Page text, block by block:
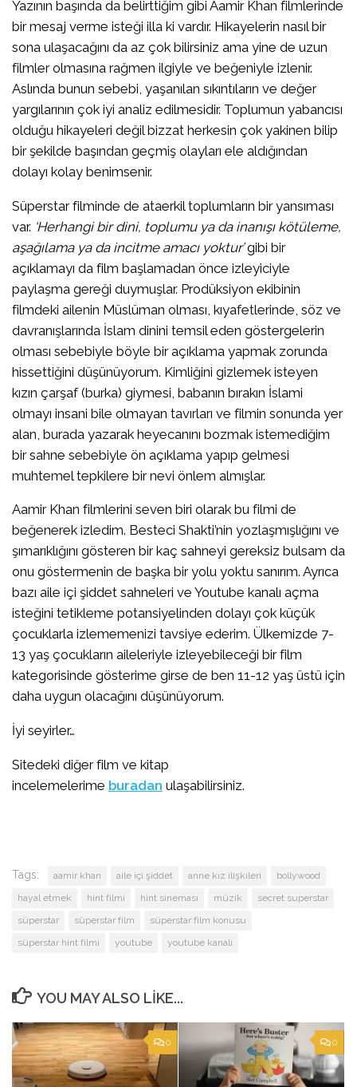
Yazının başında da belirttiğim gibi Aamir Khan filmlerinde
bir mesaj verme isteği illa ki vardır. Hikayelerin nasıl bir
sona ulaşacağını da az çok bilirsiniz ama yine de uzun
filmler olmasına rağmen ilgiyle ve beğeniyle izlenir.
Aslında bunun sebebi, yaşanılan sıkıntıların ve değer
yargılarının çok iyi analiz edilmesidir. Toplumun yabancısı
olduğu hikayeleri değil bizzat herkesin çok yakinen bilip
bir şekilde başından geçmiş olayları ele aldığından
dolayı kolay benimsenir.
Süperstar filminde de ataerkil toplumların bir yansıması
var. ‘Herhangi bir dini, toplumu ya da inanışı kötüleme,
aşağılama ya da incitme amacı yoktur’gibi bir
açıklamayı da film başlamadan önce izleyiciyle
paylaşma gereği duymuşlar. Prodüksiyon ekibinin
filmdeki ailenin Müslüman olması, kıyafetlerinde, söz ve
davranışlarında İslam dinini temsil eden göstergelerin
olması sebebiyle böyle bir açıklama yapmak zorunda
hissettiğini düşünüyorum. Kimliğini gizlemek isteyen
kızın çarşaf (burka) giymesi, babanın bırakın İslami
olmayı insani bile olmayan tavırları ve filmin sonunda yer
alan, burada yazarak heyecanını bozmak istemediğim
bir sahne sebebiyle ön açıklama yapıp gelmesi
muhtemel tepkilere bir nevi önlem almışlar.
Aamir Khan filmlerini seven biri olarak bu filmi de
beğenerek izledim. Besteci Shakti’nin yozlaşmışlığını ve
şımarıklığını gösteren bir kaç sahneyi gereksiz bulsam da
onu göstermenin de başka bir yolu yoktu sanırım. Ayrıca
bazı aile içi şiddet sahneleri ve Youtube kanalı açma
isteğini tetikleme potansiyelinden dolayı çok küçük
çocuklarla izlememenizi tavsiye ederim. Ülkemizde 7-
13 yaş çocukların aileleriyle izleyebileceği bir film
kategorisinde gösterime girse de ben 11-12 yaş üstü için
daha uygun olacağını düşünüyorum.
İyi seyirler…
Sitedeki diğer film ve kitap
incelemelerime buradan ulaşabilirsiniz.
Tags: aamir khan aile içi şiddet anne kız ilişkileri
bollywood
hayal etmek
hint filmi hint sineması müzik
secret superstar
süperstar
süperstar film
süperstar film konusu
süperstar hint filmi
youtube youtube kanalı
YOU MAY ALSO LIKE...
0 0